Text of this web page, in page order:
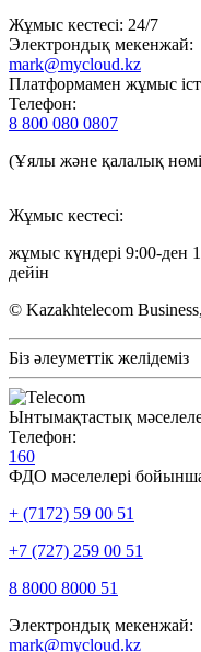
Жұмыс кестесі: 24/7
Электрондық мекенжай:
mark@mycloud.kz
Платформамен жұмыс
Телефон:
8 800 080 0807
(Ұялы және қалалық
Жұмыс кестесі:
жұмыс күндері 9:00-ден
дейін
© Kazakhtelecom
Біз әлеуметтік желідеміз
Ынтымақтастық
Телефон:
160
ФДО мәселелері
+ (7172) 59 00 51
+7 (727) 259 00 51
8 8000 8000 51
Электрондық мекенжай:
mark@mycloud.kz